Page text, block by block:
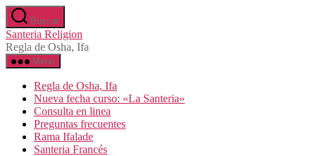
Saltar
al
contenido
Buscar
Santeria Religion
Regla de Osha, Ifa
Menú
Regla de Osha, Ifa
Nueva fecha curso: «La Santeria»
Consulta en linea
Preguntas frecuentes
Rama Ifalade
Santeria Francés